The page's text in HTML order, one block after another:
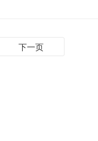
下一页